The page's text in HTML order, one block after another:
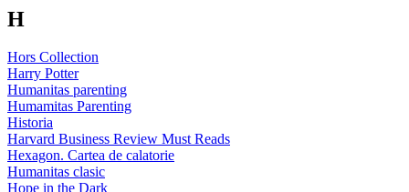
H
Hors Collection
Harry Potter
Humanitas parenting
Humamitas Parenting
Historia
Harvard Business Review Must Reads
Hexagon. Cartea de calatorie
Humanitas clasic
Hope in the Dark